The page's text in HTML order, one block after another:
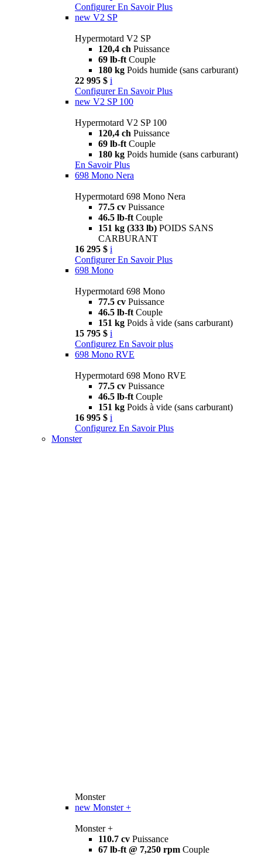
Configurer En Savoir Plus
new V2 SP
Hypermotard V2 SP
120,4 ch Puissance
69 lb-ft Couple
180 kg Poids humide (sans carburant)
22 995 $ i
Configurer En Savoir Plus
new V2 SP 100
Hypermotard V2 SP 100
120,4 ch Puissance
69 lb-ft Couple
180 kg Poids humide (sans carburant)
En Savoir Plus
698 Mono Nera
Hypermotard 698 Mono Nera
77.5 cv Puissance
46.5 lb-ft Couple
151 kg (333 lb) POIDS SANS
CARBURANT
16 295 $ i
Configurer En Savoir Plus
698 Mono
Hypermotard 698 Mono
77.5 cv Puissance
46.5 lb-ft Couple
151 kg Poids à vide (sans carburant)
15 795 $ i
Configurez En Savoir plus
698 Mono RVE
Hypermotard 698 Mono RVE
77.5 cv Puissance
46.5 lb-ft Couple
151 kg Poids à vide (sans carburant)
16 995 $ i
Configurez En Savoir Plus
Monster
Monster
new Monster +
Monster +
110.7 cv Puissance
67 lb-ft @ 7,250 rpm Couple